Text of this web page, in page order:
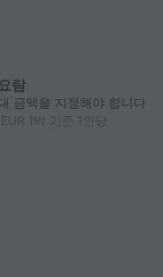
람
금액을 지정해야 합니다
1박 기준 1인당